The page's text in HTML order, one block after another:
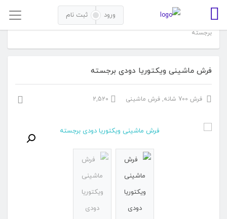
ورود ثبت نام فرش ماشینی
فرش ماشینی ویکتوریا دودی
برجسته
فرش ماشینی ویکتوریا دودی برجسته
فرش 700 شانه , فرش ماشینی 2,520